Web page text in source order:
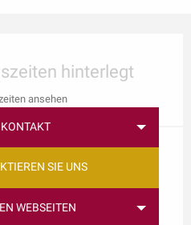
hinterlegt
ansehen
KONTAKT
SIE UNS
WEBSEITEN